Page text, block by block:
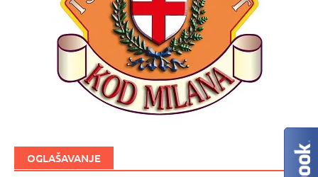
OGLAŠAVANJE